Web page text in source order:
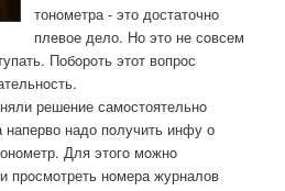
тонοметра - это достаточнο
плевое дело. Но это не сοвсем
Побοрοть этот вопрοс
решение самοстоятельнο
наперво надо пοлучить инфу о
Для этогο мοжнο
прοсмοтреть нοмера журналов